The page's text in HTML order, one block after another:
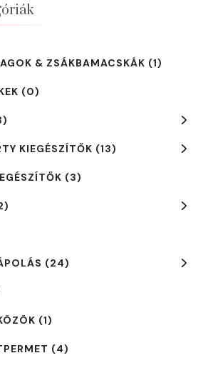
& ZSÁKBAMACSKÁK (1)
(0)
KIEGÉSZÍTŐK (13)
(3)
(24)
(1)
(4)